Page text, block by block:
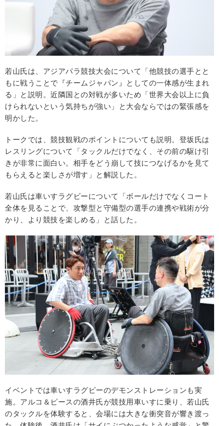
若山氏は、アジアパラ競技大会について「他競技の選手とと
もに戦うことで『チームジャパン』としての一体感が生まれ
る」と説明。近隣国との対戦が多いため「世界大会以上に負
けられないという気持ちが強い」と大会ならではの緊張感を
明かした。
トークでは、競技観戦のポイントについても説明。登坂氏は
レスリングについて「タックルだけでなく、その前の駆け引
きが非常に面白い。相手をどう崩して技につなげるかを見て
もらえると楽しさが増す」と解説した。
若山氏は車いすラグビーについて「ボールだけでなくコート
全体を見ることで、攻撃型と守備型の選手の連携や戦術が分
かり、より競技を楽しめる」と話した。
イベントでは車いすラグビーのデモンストレーションも実
施。アルコ＆ピースの酒井氏が競技用車いすに乗り、若山氏
のタックルを体験すると、会場には大きな衝突音が響き渡っ